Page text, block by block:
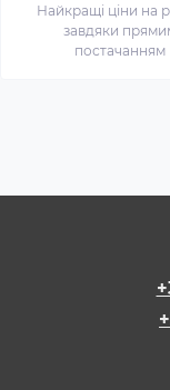
Найкращі ціни на
завдяки
постачанням